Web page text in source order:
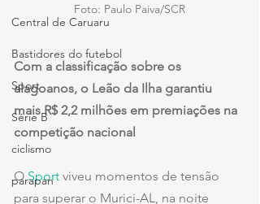
Central de Caruaru
Bastidores do futebol
Sport
Série B
ciclismo
parapan
Foto: Paulo Paiva/SCR
Com a classificação sobre os
alagoanos, o Leão da Ilha garantiu
mais R$ 2,2 milhões em premiações na
competição nacional
O Sport viveu momentos de tensão
para superar o Murici-AL, na noite